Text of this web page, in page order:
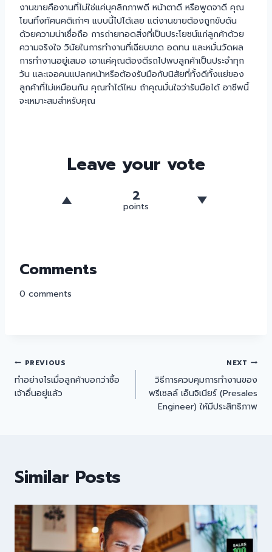
งานขายคืองานที่ไม่ใช่แค่บุคลิกภาพดี หน้าตาดี หรือพูดจาดี คุณ
โยนทิ้งทัศนคติเก่าๆ แบบนี้ไปได้เลย แต่งานขายต้องถูกขับดัน
ด้วยความน่าเชื่อถือ การถ่ายทอดสิ่งที่เป็นประโยชน์แก่ลูกค้าด้วย
ความจริงใจ วินัยในการทำงานที่เฉียบขาด อดทน และหมั่นวัดผล
การทำงานอยู่เสมอ เอาแค่คุณต้องตีรถไปพบลูกค้าเป็นประจำทุก
วัน และเจอคนแปลกหน้าหรือต้องรับมือกับนิสัยที่ทั้งดีทั้งแย่ของ
ลูกค้าที่ไม่เหมือนกัน คุณทำได้ไหม ถ้าคุณมั่นใจว่ารับมือได้ อาชีพนี้
จะเหมาะสมสำหรับคุณ
Leave your vote
2
points
Comments
0 comments
PREVIOUS
ทำอย่างไรเมื่อลูกค้าบอกว่าซื้อ
เจ้าอื่นอยู่แล้ว
NEXT
วิธีการควบคุมการทำงานของ
พรีเซลล์ เอ็นจิเนียร์ (Presales
Engineer) ให้มีประสิทธิภาพ
Similar Posts